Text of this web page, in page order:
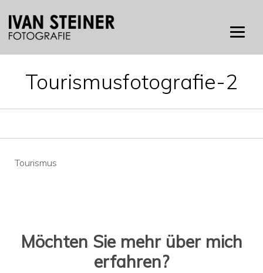
Tourismusfotografie-2
Beitragsnavigation
Tourismus
Möchten Sie mehr über mich
erfahren?